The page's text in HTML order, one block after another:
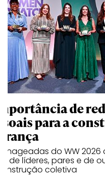
de
para a
do WW
de líderes, pares e de
coletiva